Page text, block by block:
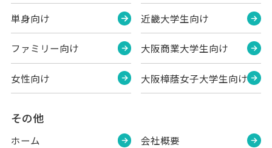
単身向け
ファミリー向け
女性向け
近畿大学生向け
大阪商業大学生向け
大阪樟蔭女子大学生向け
その他
ホーム 会社概要